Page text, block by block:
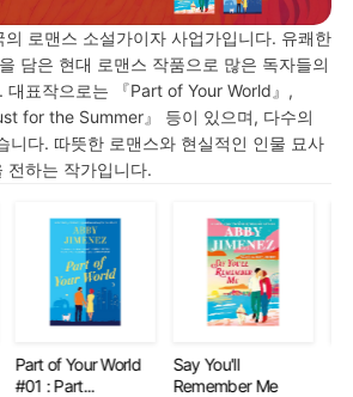
로맨스 소설가이자 사업가입니다. 유쾌한
담은 현대 로맨스 작품으로 많은 독자들의
대표작으로는 『Part of Your World』,
for the Summer』 등이 있으며, 다수의
니다. 따뜻한 로맨스와 현실적인 인물 묘사
전하는 작가입니다.
Part of Your World
#01 : Part...
Say You'll
Remember Me